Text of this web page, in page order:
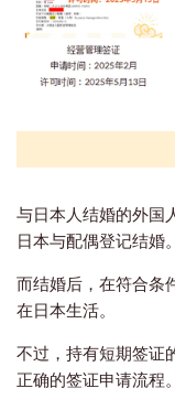
与日本人结婚的外国
日本与配偶登记结婚。
而结婚后，在符合条
在日本生活。
不过，持有短期签证
正确的签证申请流程。